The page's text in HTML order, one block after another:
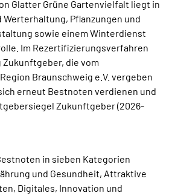
Glatter Grüne Gartenvielfalt liegt in
Werterhaltung, Pflanzungen und
sowie einem Winterdienst
Im Rezertifizierungsverfahren
die vom
Braunschweig e.V. vergeben
erneut Bestnoten verdienen und
Zukunftgeber (2026-
in sieben Kategorien
und Gesundheit, Attraktive
Digitales, Innovation und